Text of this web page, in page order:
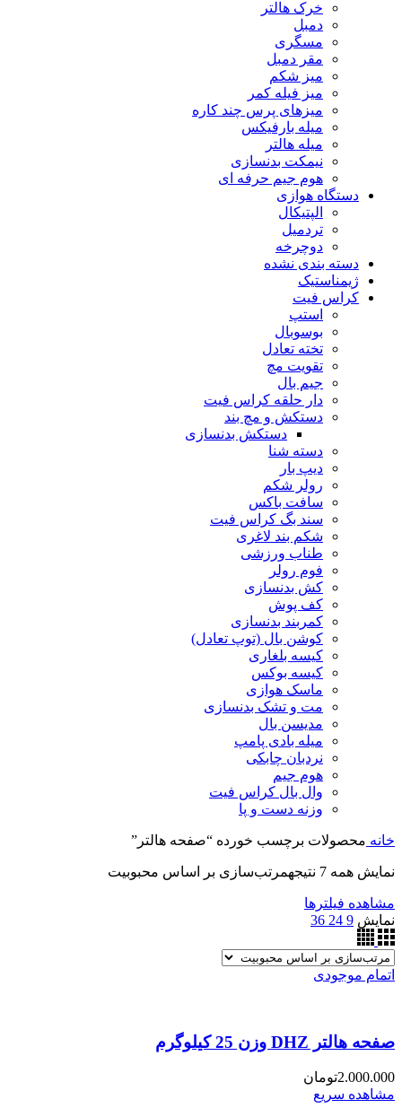
خرک هالتر
دمبل
مسگری
مقر دمبل
میز شکم
میز فیله کمر
میزهای پرس چند کاره
میله بارفیکس
میله هالتر
نیمکت بدنسازی
هوم جیم حرفه ای
دستگاه هوازی
الپتیکال
تردمیل
دوچرخه
دسته بندی نشده
ژیمناستیک
کراس فیت
استپ
بوسوبال
تخته تعادل
تقویت مچ
جیم بال
دار حلقه کراس فیت
دستکش و مچ بند
دستکش بدنسازی
دسته شنا
دیپ بار
رولر شکم
سافت باکس
سند بگ کراس فیت
شکم بند لاغری
طناب ورزشی
فوم رولر
کش بدنسازی
کف پوش
کمربند بدنسازی
کوشن بال (توپ تعادل)
کیسه بلغاری
کیسه بوکس
ماسک هوازی
مت و تشک بدنسازی
مدیسن بال
میله بادی پامپ
نردبان چابکی
هوم جیم
وال بال کراس فیت
وزنه دست و پا
خانه محصولات برچسب خورده “صفحه هالتر”
نمایش همه 7 نتیجه مرتب‌سازی بر اساس محبوبیت
مشاهده فیلترها
نمایش 9
24
36
اتمام موجودی
صفحه هالتر DHZ وزن 25 کیلوگرم
تومان2.000.000
مشاهده سریع